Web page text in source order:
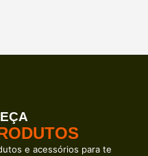
e acessórios para te